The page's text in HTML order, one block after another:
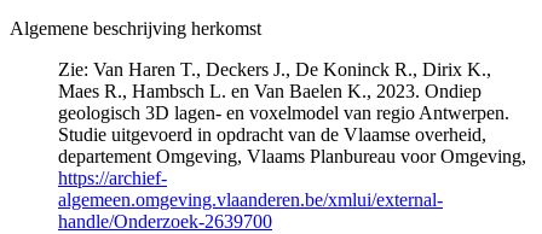
Algemene beschrijving herkomst
Zie: Van Haren T., Deckers J., De Koninck R., Dirix K.,
Maes R., Hambsch L. en Van Baelen K., 2023. Ondiep
geologisch 3D lagen- en voxelmodel van regio Antwerpen.
Studie uitgevoerd in opdracht van de Vlaamse overheid,
departement Omgeving, Vlaams Planbureau voor Omgeving,
https://archief-
algemeen.omgeving.vlaanderen.be/xmlui/external-
handle/Onderzoek-2639700